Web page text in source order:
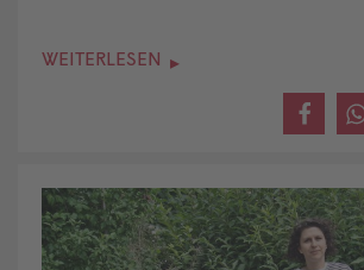
WEITERLESEN